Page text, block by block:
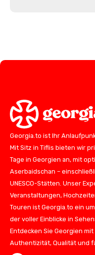
Georgia.to ist Ihr
Mit Sitz in Tiflis bieten wir
Tage in Georgien an, mit
Aserbaidschan –
UNESCO-Stätten. Unser
Veranstaltungen,
Touren ist Georgia.to ein
der voller Einblicke in
Entdecken Sie Georgien
Authentizität, Qualität und